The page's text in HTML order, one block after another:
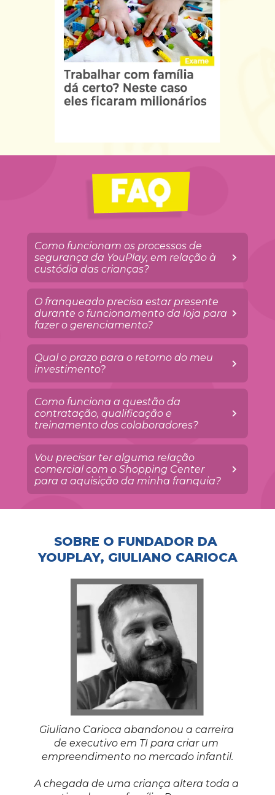
Como funcionam os processos de
segurança da YouPlay, em relação à
custódia das crianças?
O franqueado precisa estar presente
durante o funcionamento da loja para
fazer o gerenciamento?
Qual o prazo para o retorno do meu
investimento?
Como funciona a questão da
contratação, qualificação e
treinamento dos colaboradores?
Vou precisar ter alguma relação
comercial com o Shopping Center
para a aquisição da minha franquia?
SOBRE O FUNDADOR DA
YOUPLAY, GIULIANO CARIOCA
Giuliano Carioca abandonou a carreira
de executivo em TI para criar um
empreendimento no mercado infantil.
A chegada de uma criança altera toda a